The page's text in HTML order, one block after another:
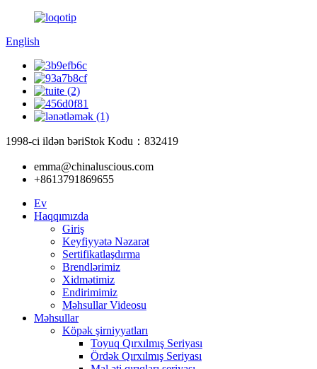
English
1998-ci ildən bəriStok Kodu：832419
emma@chinaluscious.com
+8613791869655
Ev
Haqqımızda
Giriş
Keyfiyyətə Nəzarət
Sertifikatlaşdırma
Brendlərimiz
Xidmətimiz
Endirimimiz
Məhsullar Videosu
Məhsullar
Köpək şirniyyatları
Toyuq Qırxılmış Seriyası
Ördək Qırxılmış Seriyası